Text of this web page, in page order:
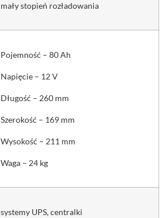
mały stopień rozładowania
Pojemność – 80 Ah
Napięcie – 12 V
Długość – 260 mm
Szerokość – 169 mm
Wysokość – 211 mm
Waga – 24 kg
systemy UPS, centralki